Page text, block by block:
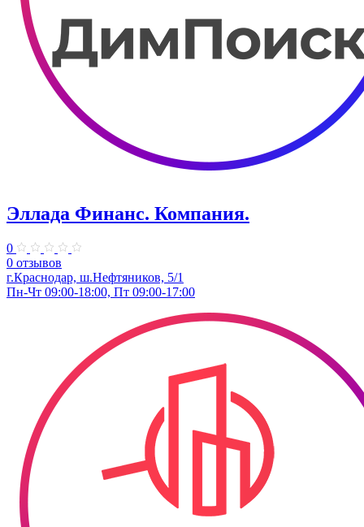
Эллада Финанс. Компания.
0
0 отзывов
г.Краснодар, ш.Нефтяников, 5/1
Пн-Чт 09:00-18:00, Пт 09:00-17:00